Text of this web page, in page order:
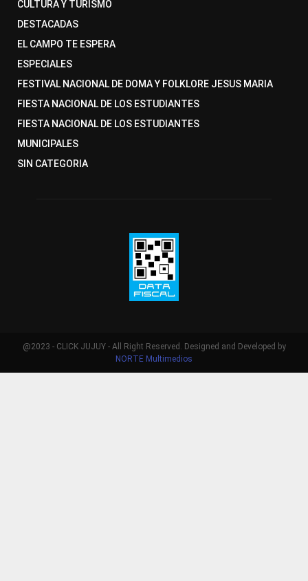
CULTURA Y TURISMO
DESTACADAS
EL CAMPO TE ESPERA
ESPECIALES
FESTIVAL NACIONAL DE DOMA Y FOLKLORE JESUS MARIA
FIESTA NACIONAL DE LOS ESTUDIANTES
FIESTA NACIONAL DE LOS ESTUDIANTES
MUNICIPALES
SIN CATEGORIA
@2023 - CLICK JUJUY - All Right Reserved. Designed and Developed by
NORTE Multimedios